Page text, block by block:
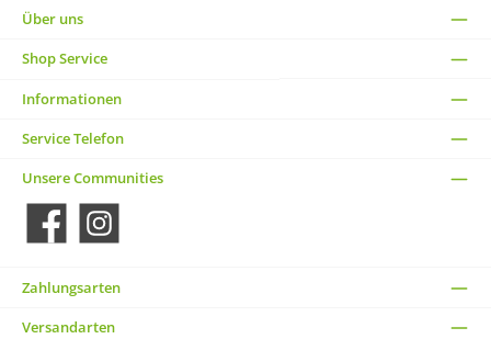
Über uns
Shop Service
Informationen
Service Telefon
Unsere Communities
Facebook Instagram
Zahlungsarten
Versandarten